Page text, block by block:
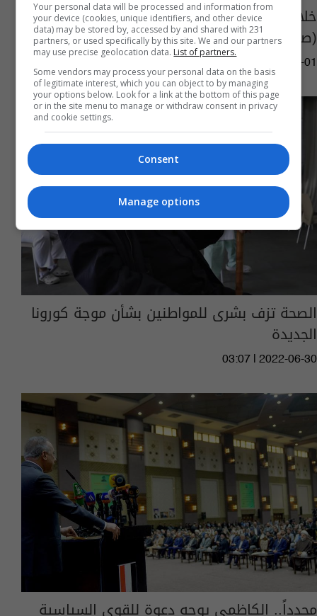
خلال 2023.. تسجيل ثاني حالة ولادة في بغداد
(صور)
05:53 | 2023-01-01
الصحة تزف بشرى للمواطنين بشأن موجة كورونا
الجديدة
03:07 | 2022-06-30
مجدداً.. الكاظمي يوجه دعوة للقوى السياسية
Your personal data will be processed and information from
your device (cookies, unique identifiers, and other device
data) may be stored by, accessed by and shared with 231
partners, or used specifically by this site. We and our partners
may use precise geolocation data. List of partners.
Some vendors may process your personal data on the basis
of legitimate interest, which you can object to by managing
your options below. Look for a link at the bottom of this page
or in the site menu to manage or withdraw consent in privacy
and cookie settings.
Consent
Manage options